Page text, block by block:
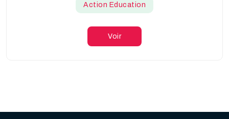
Action Education
Voir